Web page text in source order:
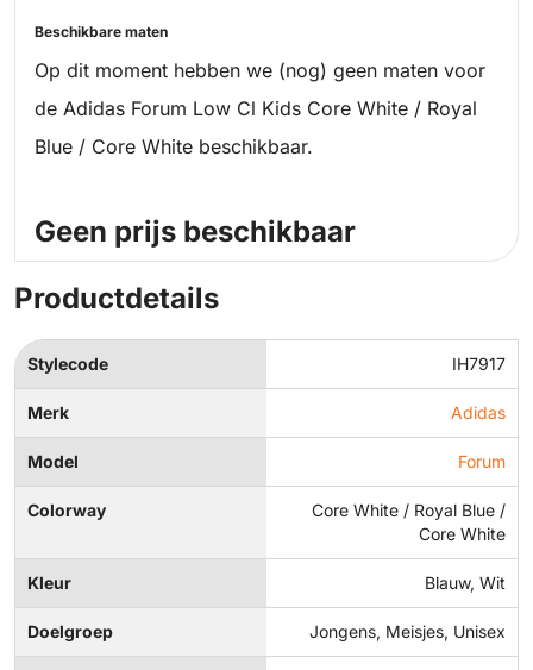
Beschikbare maten
Op dit moment hebben we (nog) geen maten voor
de Adidas Forum Low Cl Kids Core White / Royal
Blue / Core White beschikbaar.
Geen prijs beschikbaar
Productdetails
Stylecode IH7917
Merk Adidas
Model Forum
Colorway
Core White / Royal Blue /
Core White
Kleur Blauw, Wit
Doelgroep Jongens, Meisjes, Unisex